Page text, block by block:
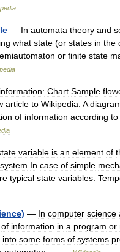
— In automata theory and
what state (or states in the
or finite state
information: Chart Sample
article to Wikipedia A
of information according to
variable is an element of
system In case of simple
typical state variables
) — In computer science
of information in a program or
into some forms of systems